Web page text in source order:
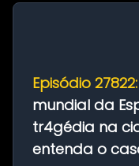
Episódio 27822:
mundial da
tr4gédia na
entenda o